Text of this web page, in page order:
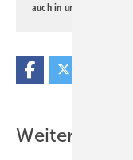
auch in unserer
Weitere